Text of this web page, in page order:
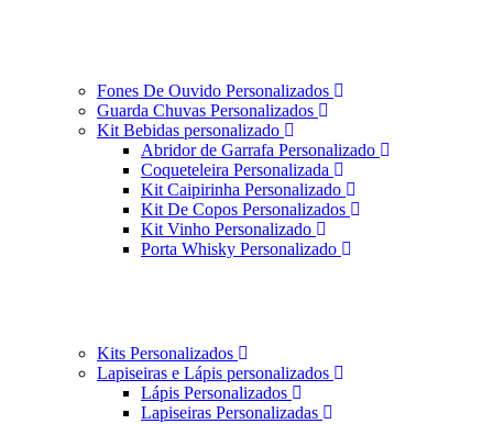
Fones De Ouvido Personalizados
Guarda Chuvas Personalizados
Kit Bebidas personalizado
Abridor de Garrafa Personalizado
Coqueteleira Personalizada
Kit Caipirinha Personalizado
Kit De Copos Personalizados
Kit Vinho Personalizado
Porta Whisky Personalizado
Kits Personalizados
Lapiseiras e Lápis personalizados
Lápis Personalizados
Lapiseiras Personalizadas